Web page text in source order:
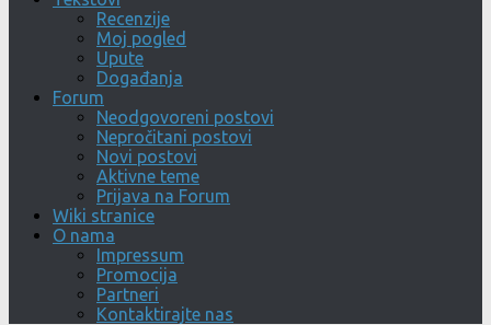
Recenzije
Moj pogled
Upute
Događanja
Forum
Neodgovoreni postovi
Nepročitani postovi
Novi postovi
Aktivne teme
Prijava na Forum
Wiki stranice
O nama
Impressum
Promocija
Partneri
Kontaktirajte nas